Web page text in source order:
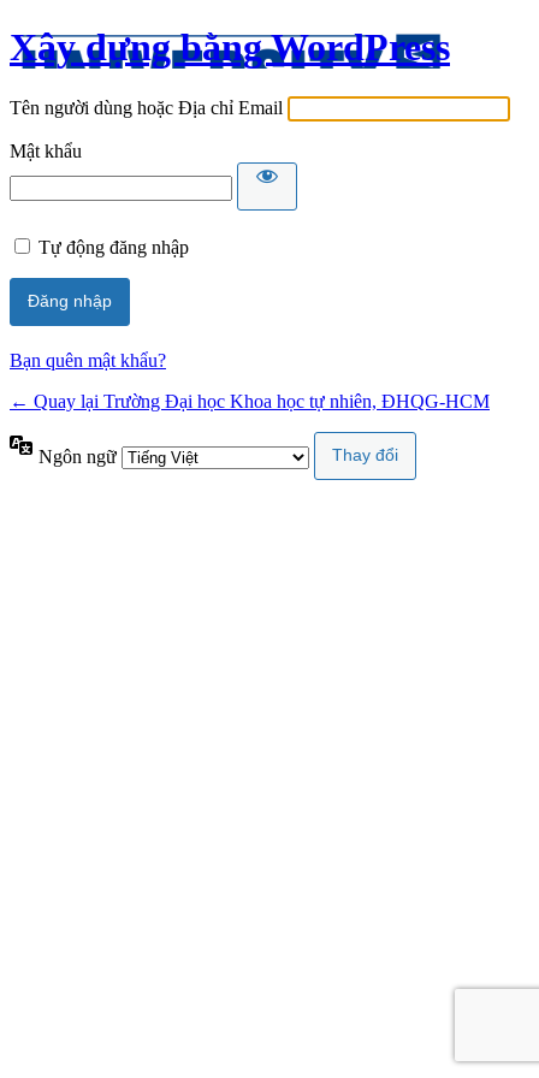
Xây dựng bằng WordPress
Tên người dùng hoặc Địa chỉ Email
Mật khẩu
Tự động đăng nhập
Bạn quên mật khẩu?
← Quay lại Trường Đại học Khoa học tự nhiên, ĐHQG-HCM
Ngôn ngữ